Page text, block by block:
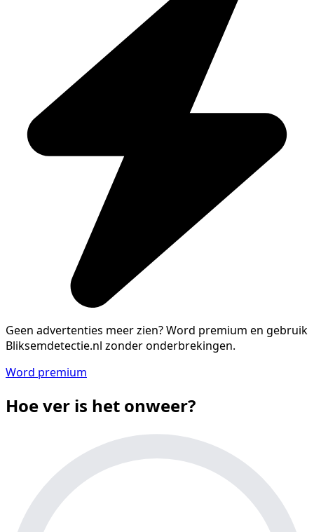
Geen advertenties meer zien?Word premium en gebruik
Bliksemdetectie.nl zonder onderbrekingen.
Word premium
Hoe ver is het onweer?